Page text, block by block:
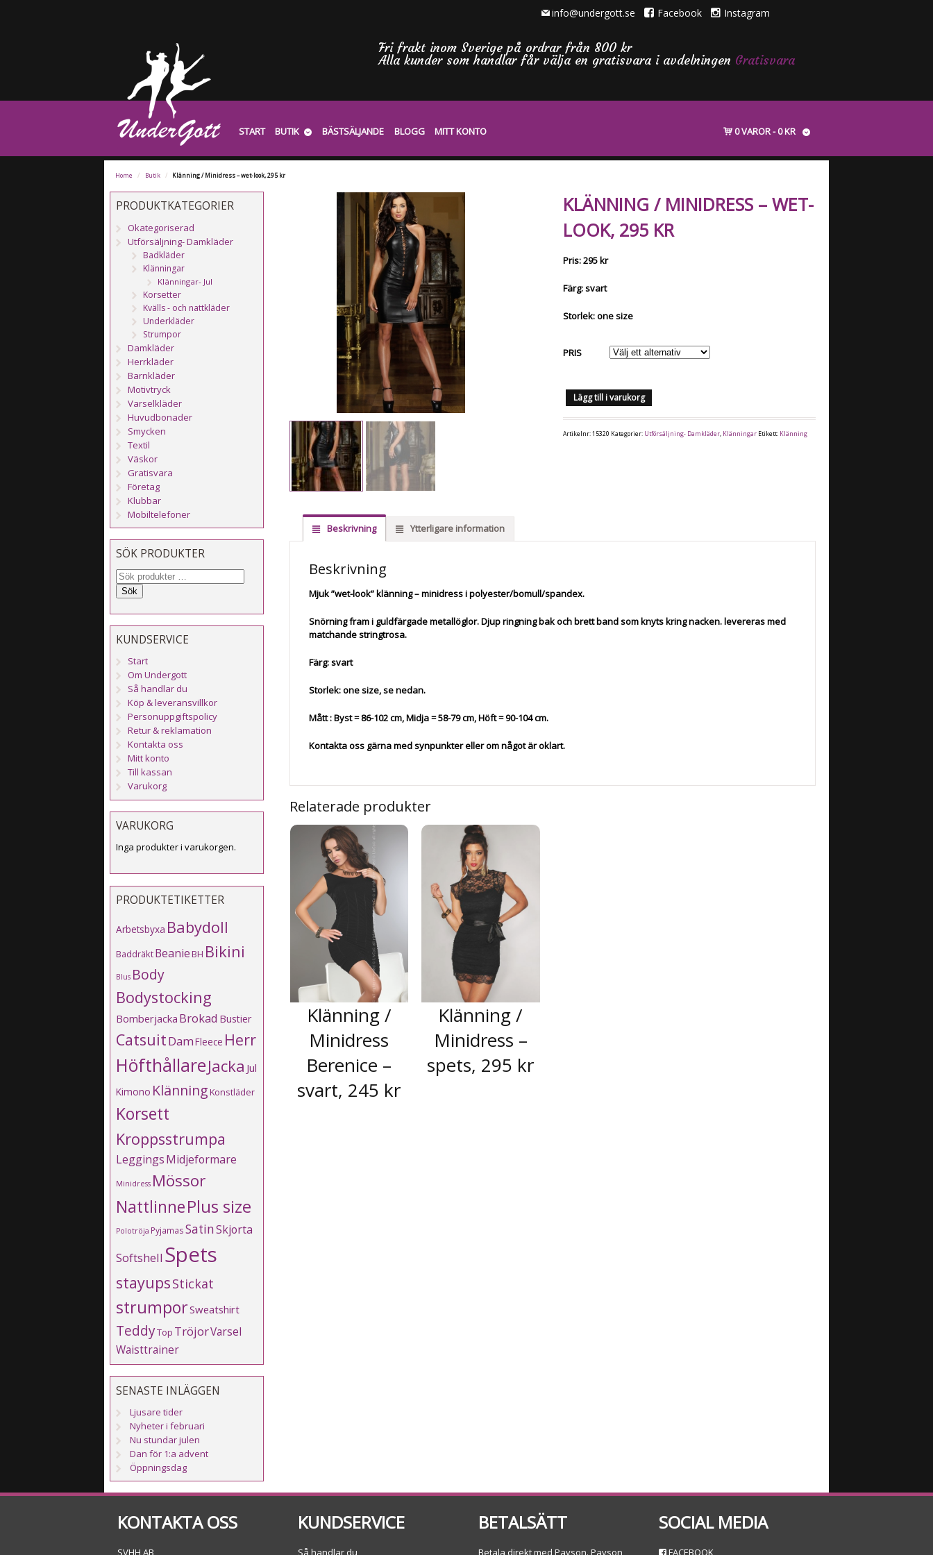
info@undergott.se Facebook Instagram
Fri frakt inom Sverige på ordrar från 800 kr
Alla kunder som handlar får välja en gratisvara i avdelningen Gratisvara
START BUTIK BÄSTSÄLJANDE BLOGG MITT KONTO 0 VAROR 0 KR
Home / Butik / Klänning / Minidress – wet-look, 295 kr
KLÄNNING / MINIDRESS – WET-
LOOK, 295 KR
Pris: 295 kr
Färg: svart
Storlek: one size
PRIS
Lägg till i varukorg
Artikelnr:15320 Kategorier: Utförsäljning- Damkläder, Klänningar Etikett: Klänning
Beskrivning Ytterligare information
Beskrivning
Mjuk ”wet-look” klänning – minidress i polyester/bomull/spandex.
Snörning fram i guldfärgade metallöglor. Djup ringning bak och brett band som knyts kring nacken. levereras med
matchande stringtrosa.
Färg: svart
Storlek: one size, se nedan.
Mått : Byst = 86-102 cm, Midja = 58-79 cm, Höft = 90-104 cm.
Kontakta oss gärna med synpunkter eller om något är oklart.
Relaterade produkter
Klänning /
Minidress
Berenice –
svart, 245 kr
Klänning /
Minidress –
spets, 295 kr
PRODUKTKATEGORIER
Okategoriserad
Utförsäljning- Damkläder
Badkläder
Klänningar
Klänningar- Jul
Korsetter
Kvälls - och nattkläder
Underkläder
Strumpor
Damkläder
Herrkläder
Barnkläder
Motivtryck
Varselkläder
Huvudbonader
Smycken
Textil
Väskor
Gratisvara
Företag
Klubbar
Mobiltelefoner
SÖK PRODUKTER
Sök
KUNDSERVICE
Start
Om Undergott
Så handlar du
Köp & leveransvillkor
Personuppgiftspolicy
Retur & reklamation
Kontakta oss
Mitt konto
Till kassan
Varukorg
VARUKORG
Inga produkter i varukorgen.
PRODUKTETIKETTER
Arbetsbyxa Babydoll
BaddräktBeanieBH Bikini
Blus Body
Bodystocking
Bomberjacka Brokad Bustier
CatsuitDamFleece Herr
HöfthållareJacka Jul
Kimono KlänningKonstläder
Korsett
Kroppsstrumpa
LeggingsMidjeformare
Minidress Mössor
NattlinnePlus size
Polotröja PyjamasSatinSkjorta
Softshell Spets
stayupsStickat
strumporSweatshirt
TeddyTop TröjorVarsel
Waisttrainer
SENASTE INLÄGGEN
Ljusare tider
Nyheter i februari
Nu stundar julen
Dan för 1:a advent
Öppningsdag
KONTAKTA OSS
SVHH AB
KUNDSERVICE
Så handlar du
BETALSÄTT
Betala direkt med Payson. Payson
SOCIAL MEDIA
FACEBOOK